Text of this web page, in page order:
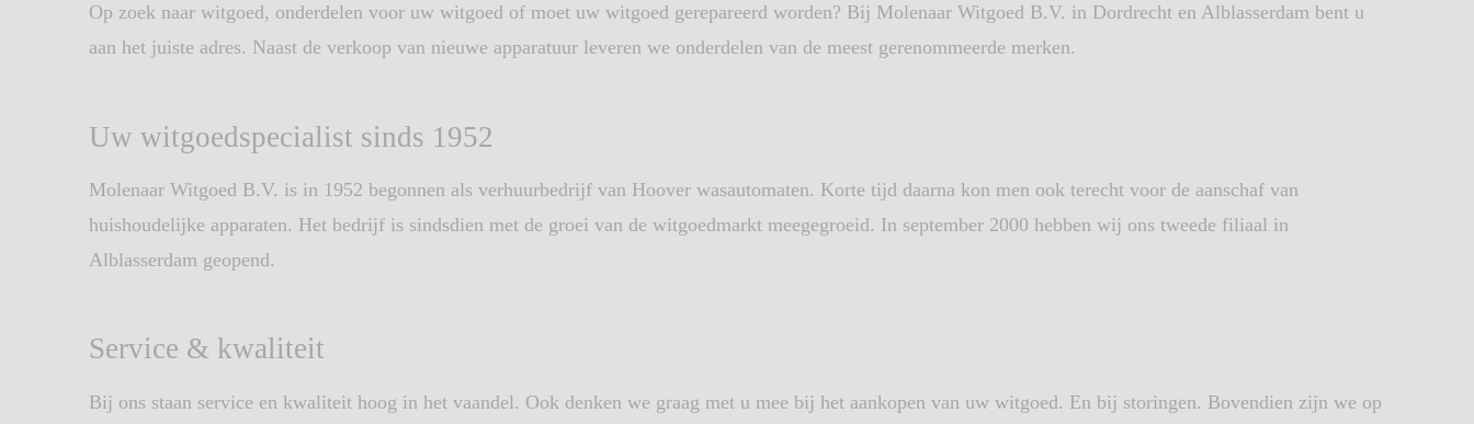
Op zoek naar witgoed, onderdelen voor uw witgoed of moet uw witgoed gerepareerd worden? Bij Molenaar Witgoed B.V. in Dordrecht en Alblasserdam bent u
aan het juiste adres. Naast de verkoop van nieuwe apparatuur leveren we onderdelen van de meest gerenommeerde merken.
Uw witgoedspecialist sinds 1952
Molenaar Witgoed B.V. is in 1952 begonnen als verhuurbedrijf van Hoover wasautomaten. Korte tijd daarna kon men ook terecht voor de aanschaf van
huishoudelijke apparaten. Het bedrijf is sindsdien met de groei van de witgoedmarkt meegegroeid. In september 2000 hebben wij ons tweede filiaal in
Alblasserdam geopend.
Service & kwaliteit
Bij ons staan service en kwaliteit hoog in het vaandel. Ook denken we graag met u mee bij het aankopen van uw witgoed. En bij storingen. Bovendien zijn we op